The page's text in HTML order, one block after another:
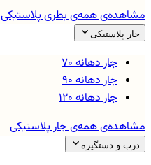
مشاهده‌ی همه‌یبطری پلاستیکی
جار پلاستیکی
جار دهانه ۷۰
جار دهانه ۹۰
جار دهانه ۱۲۰
مشاهده‌ی همه‌یجار پلاستیکی
درب و دستگیره